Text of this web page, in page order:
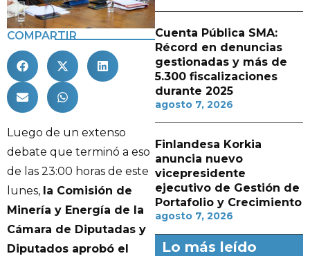
COMPARTIR
Luego de un extenso
debate que terminó a eso
de las 23:00 horas de este
lunes, la Comisión de
Minería y Energía de la
Cámara de Diputadas y
Diputados aprobó el
Cuenta Pública SMA:
Récord en denuncias
gestionadas y más de
5.300 fiscalizaciones
durante 2025
agosto 7, 2026
Finlandesa Korkia
anuncia nuevo
vicepresidente
ejecutivo de Gestión de
Portafolio y Crecimiento
agosto 7, 2026
Lo más leído